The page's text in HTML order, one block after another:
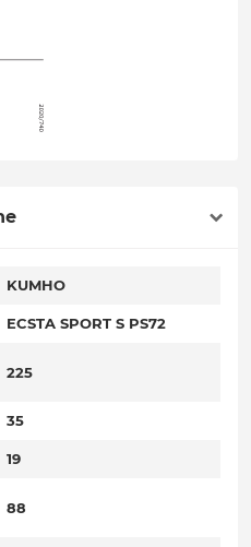
KUMHO
ECSTA SPORT S PS72
225
35
19
88